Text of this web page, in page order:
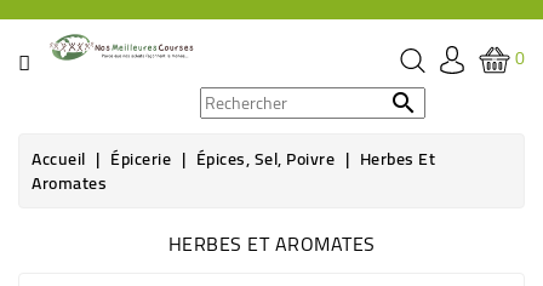
CATÉGORIE
ÉPICERIE
0

Accueil Épicerie Épices, Sel, Poivre Herbes Et
Aromates
HERBES ET AROMATES